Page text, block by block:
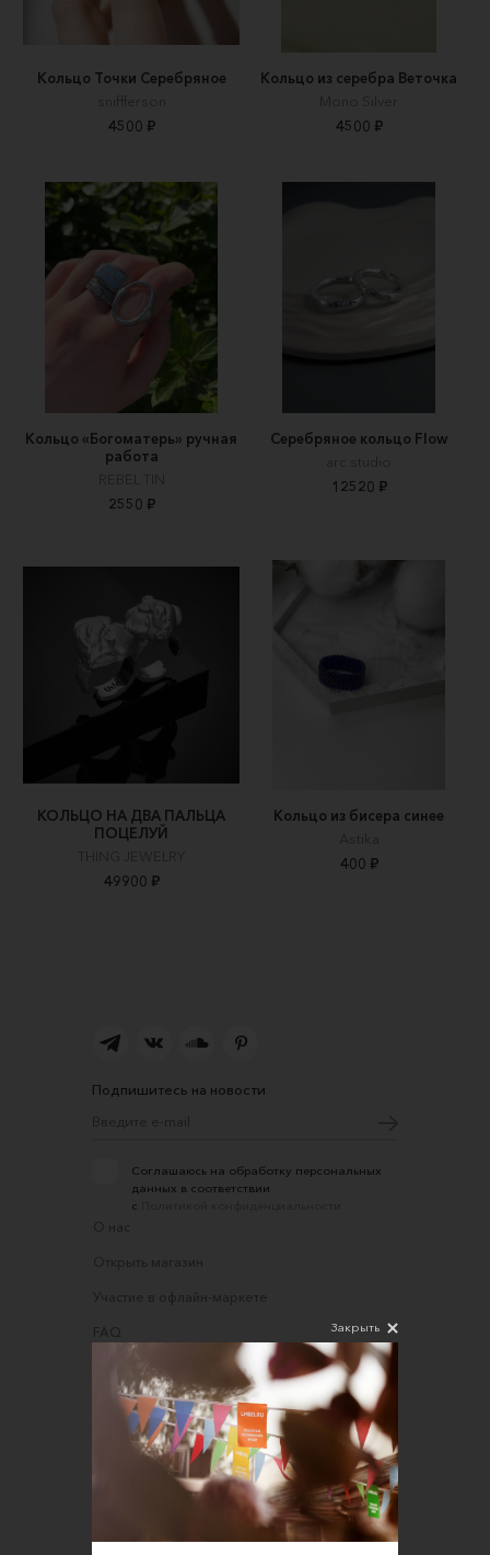
Кольцо Точки Серебряное
sniffferson
4500 ₽
Кольцо из серебра Веточка
Mono Silver
4500 ₽
Кольцо «Богоматерь» ручная
работа
REBEL TIN
2550 ₽
Серебряное кольцо Flow
arc studio
12520 ₽
КОЛЬЦО НА ДВА ПАЛЬЦА
ПОЦЕЛУЙ
THING JEWELRY
49900 ₽
Кольцо из бисера синее
Astika
400 ₽
Подпишитесь на новости
Соглашаюсь на обработку персональных
данных в соответствии
с
О нас
Открыть магазин
Участие в офлайн-маркете
FAQ
Требования к фотографиям
Обратная связь
Соглашение об оказании услуг
Правила сайта
Оферта для продавцов
Оферта для покупателей
Закрыть